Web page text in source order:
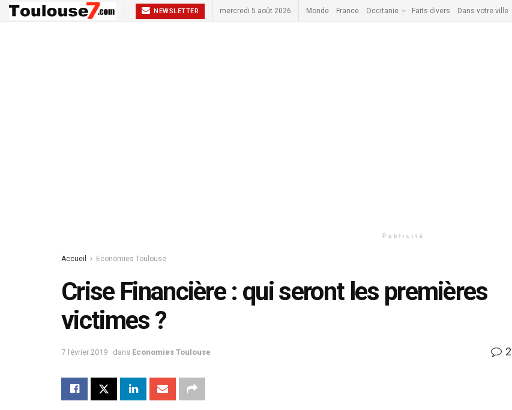
NEWSLETTER mercredi 5 août 2026 Monde France Occitanie Faits divers Dans votre ville
Publicité
Accueil Economies Toulouse
Crise Financière : qui seront les premières
victimes ?
7 février 2019 dans Economies Toulouse 2